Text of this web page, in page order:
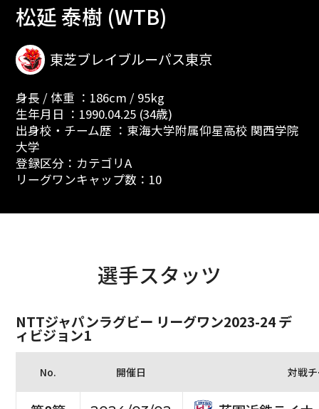
松延 泰樹 (WTB)
東芝ブレイブルーパス東京
身長 / 体重 ：186cm / 95kg
生年月日 ：1990.04.25 (34歳)
出身校・チーム歴 ：東海大学附属仰星高校 関西学院
大学
登録区分：カテゴリA
リーグワンキャップ数：10
選手スタッツ
NTTジャパンラグビー リーグワン2023-24 デ
ィビジョン1
No. 開催日 対戦